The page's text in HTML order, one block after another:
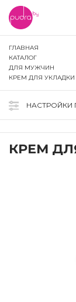
ГЛАВНАЯ
КАТАЛОГ
ДЛЯ МУЖЧИН
КРЕМ ДЛЯ УКЛАДКИ
НАСТРОЙКИ
КРЕМ